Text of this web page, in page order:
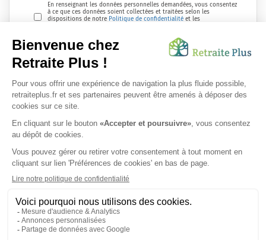
En renseignant les données personnelles demandées, vous consentez
à ce que ces données soient collectées et traitées selon les
dispositions de notre Politique de confidentialité et les
Envoyer ma demande
Nous vous informons de l'existence de la liste d'opposition au
démarchage téléphonique. Inscription sur
SUIVEZ-NOUS SUR :
Protection données personnelles
Mentions légales|Espace Presse